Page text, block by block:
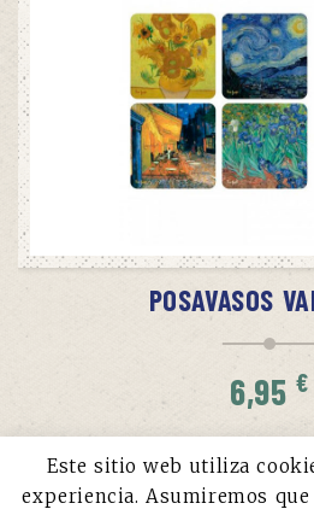
POSAVASOS
6,95€
Este sitio web utiliza
experiencia. Asumiremos que